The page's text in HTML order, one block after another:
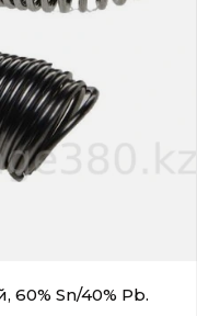
Sn/40% Pb.